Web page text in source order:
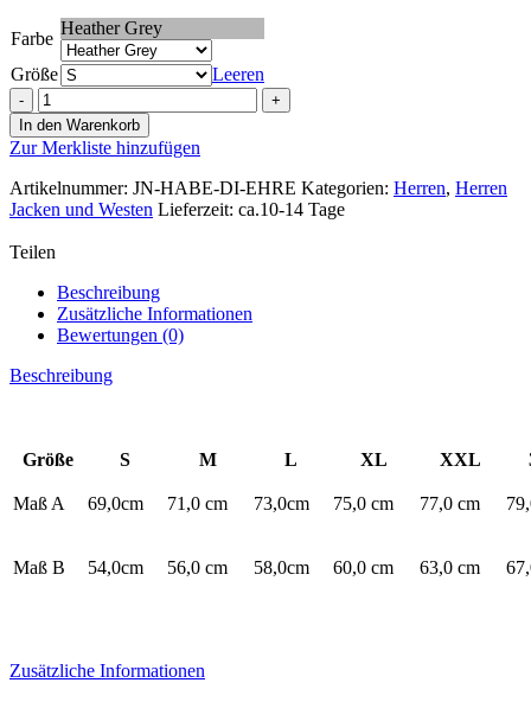
Farbe
Heather Grey
Größe
Leeren
Herren
Strickfleece
Jacke
mit
Stehkragen
Modell
Habe
di
Menge
In den Warenkorb
Zur Merkliste hinzufügen
Artikelnummer: JN-HABE-DI-EHRE Kategorien: Herren, Herren
Jacken und Westen Lieferzeit: ca.10-14 Tage
Teilen
Beschreibung
Zusätzliche Informationen
Bewertungen (0)
Beschreibung
Größe S M L XL XXL
Maß A 69,0cm 71,0 cm 73,0cm 75,0 cm 77,0 cm
Maß B 54,0cm 56,0 cm 58,0cm 60,0 cm 63,0 cm
Zusätzliche Informationen